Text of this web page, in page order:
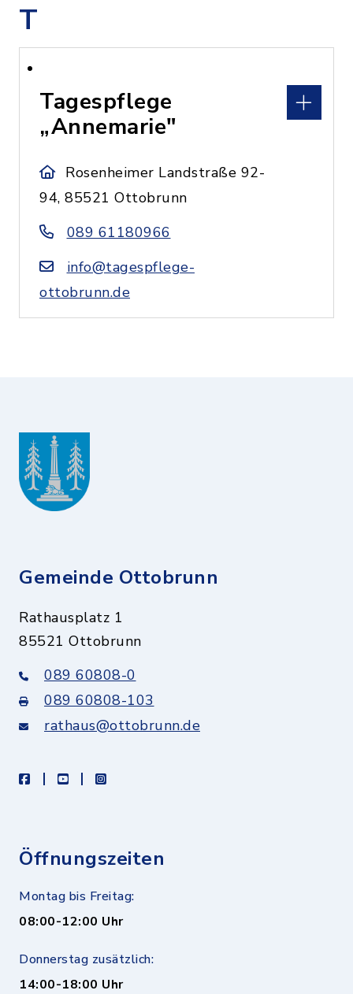
T
Tagespflege
„Annemarie"
Rosenheimer Landstraße 92-
94, 85521 Ottobrunn
089 61180966
info@tagespflege-
ottobrunn.de
Gemeinde Ottobrunn
Rathausplatz 1
85521 Ottobrunn
089 60808-0
089 60808-103
rathaus@ottobrunn.de
facebookyoutubeinstagram
Öffnungszeiten
Montag bis Freitag:
08:00-12:00 Uhr
Donnerstag zusätzlich:
14:00-18:00 Uhr